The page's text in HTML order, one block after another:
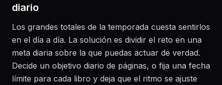
diario
Los grandes totales de la temporada cuesta sentirlos
en el día a día. La solución es dividir el reto en una
meta diaria sobre la que puedas actuar de verdad.
Decide un objetivo diario de páginas, o fija una fecha
límite para cada libro y deja que el ritmo se ajuste